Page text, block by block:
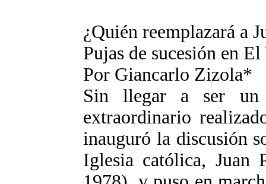
¿Quién reemplazará a
Pujas de sucesión en
Por Giancarlo Zizola*
Sin llegar a ser un
extraordinario
inauguró la discusión
Iglesia católica, Juan